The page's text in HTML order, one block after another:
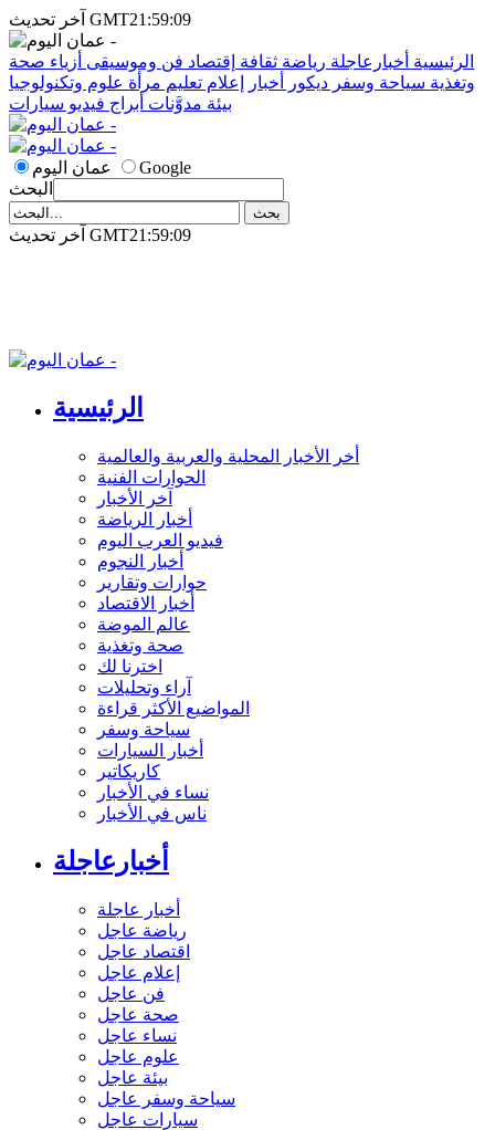
آخر تحديث GMT21:59:09
الرئيسية أخبارعاجلة رياضة ثقافة إقتصاد فن وموسيقى أزياء صحة
وتغذية سياحة وسفر ديكور أخبار إعلام تعليم مرأة علوم وتكنولوجيا
بيئة مدوَّنات أبراج فيديو سيارات
عمان اليوم
Google
البحث
آخر تحديث GMT21:59:09
الرئيسية
أخر الأخبار المحلية والعربية والعالمية
الحوارات الفنية
آخر الأخبار
أخبار الرياضة
فيديو العرب اليوم
أخبار النجوم
حوارات وتقارير
أخبار الاقتصاد
عالم الموضة
صحة وتغذية
اخترنا لك
آراء وتحليلات
المواضيع الأكثر قراءة
سياحة وسفر
أخبار السيارات
كاريكاتير
نساء في الأخبار
ناس في الأخبار
أخبارعاجلة
أخبار عاجلة
رياضة عاجل
اقتصاد عاجل
إعلام عاجل
فن عاجل
صحة عاجل
نساء عاجل
علوم عاجل
بيئة عاجل
سياحة وسفر عاجل
سيارات عاجل